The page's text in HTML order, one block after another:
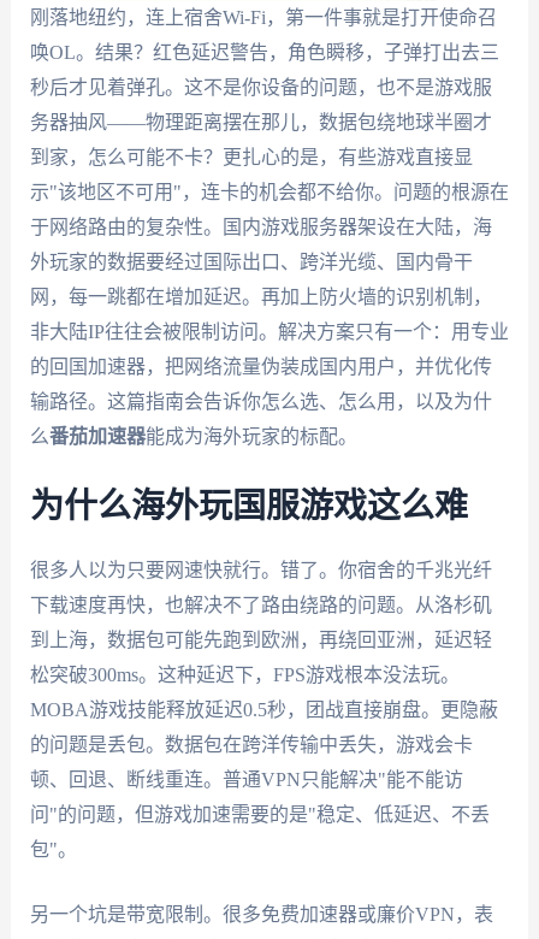
刚落地纽约，连上宿舍Wi-Fi，第一件事就是打开使命召
唤OL。结果？红色延迟警告，角色瞬移，子弹打出去三
秒后才见着弹孔。这不是你设备的问题，也不是游戏服
务器抽风——物理距离摆在那儿，数据包绕地球半圈才
到家，怎么可能不卡？更扎心的是，有些游戏直接显
示"该地区不可用"，连卡的机会都不给你。问题的根源在
于网络路由的复杂性。国内游戏服务器架设在大陆，海
外玩家的数据要经过国际出口、跨洋光缆、国内骨干
网，每一跳都在增加延迟。再加上防火墙的识别机制，
非大陆IP往往会被限制访问。解决方案只有一个：用专业
的回国加速器，把网络流量伪装成国内用户，并优化传
输路径。这篇指南会告诉你怎么选、怎么用，以及为什
么番茄加速器能成为海外玩家的标配。
为什么海外玩国服游戏这么难
很多人以为只要网速快就行。错了。你宿舍的千兆光纤
下载速度再快，也解决不了路由绕路的问题。从洛杉矶
到上海，数据包可能先跑到欧洲，再绕回亚洲，延迟轻
松突破300ms。这种延迟下，FPS游戏根本没法玩。
MOBA游戏技能释放延迟0.5秒，团战直接崩盘。更隐蔽
的问题是丢包。数据包在跨洋传输中丢失，游戏会卡
顿、回退、断线重连。普通VPN只能解决"能不能访
问"的问题，但游戏加速需要的是"稳定、低延迟、不丢
包"。
另一个坑是带宽限制。很多免费加速器或廉价VPN，表